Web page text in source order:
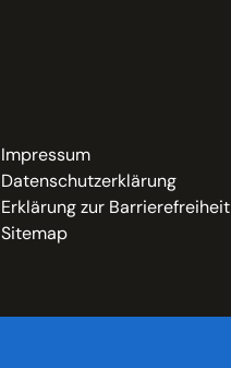
Impressum
Datenschutzerklärung
Erklärung zur Barrierefreiheit
Sitemap